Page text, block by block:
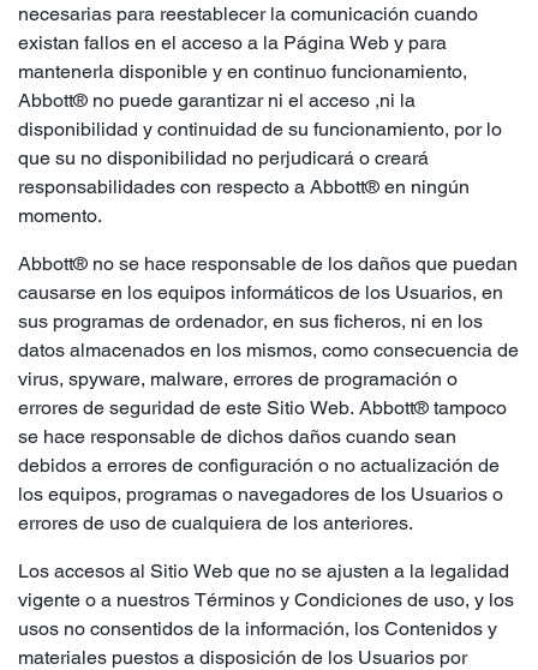
necesarias para reestablecer la comunicación cuando
existan fallos en el acceso a la Página Web y para
mantenerla disponible y en continuo funcionamiento,
Abbott® no puede garantizar ni el acceso ,ni la
disponibilidad y continuidad de su funcionamiento, por lo
que su no disponibilidad no perjudicará o creará
responsabilidades con respecto a Abbott® en ningún
momento.
Abbott® no se hace responsable de los daños que puedan
causarse en los equipos informáticos de los Usuarios, en
sus programas de ordenador, en sus ficheros, ni en los
datos almacenados en los mismos, como consecuencia de
virus, spyware, malware, errores de programación o
errores de seguridad de este Sitio Web. Abbott® tampoco
se hace responsable de dichos daños cuando sean
debidos a errores de configuración o no actualización de
los equipos, programas o navegadores de los Usuarios o
errores de uso de cualquiera de los anteriores.
Los accesos al Sitio Web que no se ajusten a la legalidad
vigente o a nuestros Términos y Condiciones de uso, y los
usos no consentidos de la información, los Contenidos y
materiales puestos a disposición de los Usuarios por